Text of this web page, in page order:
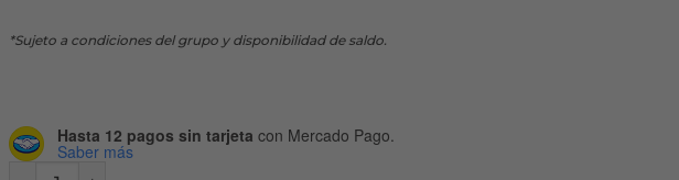
*Sujeto a condiciones del grupo y disponibilidad de saldo.
Hasta 12 pagos sin tarjeta con Mercado Pago.
Saber más
HIDRA TOTAL 5 HUMECTANTE CREMA X 50 G cantidad